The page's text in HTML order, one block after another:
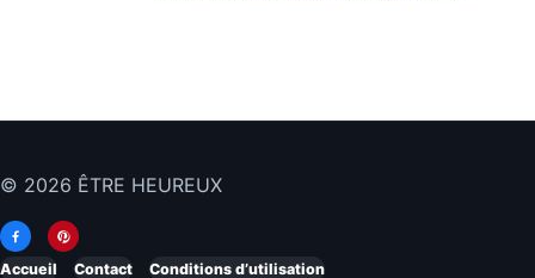
© 2026 ÊTRE HEUREUX
Accueil Contact Conditions d’utilisation